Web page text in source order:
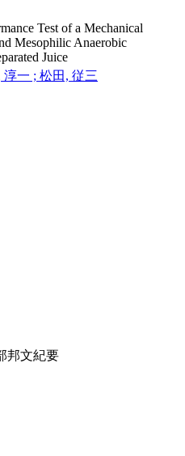
Test of a Mechanical
Mesophilic Anaerobic
Juice
一 ; 松田, 従三
邦文紀要